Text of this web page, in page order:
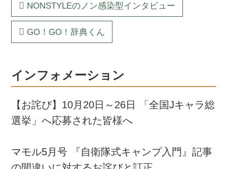
NONSTYLEのノン感染型インタビュー
GO！GO！辞典くん
インフォメーション
【お詫び】10月20日～26日 「全国Jキャラ総
選挙」へ応募された皆様へ
マモル5月号 『自衛隊式キャンプ入門』記事